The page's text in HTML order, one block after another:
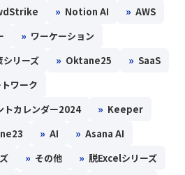
» Notion AI » AWS
» ワーケーション
シリーズ » Oktane25 » SaaS
ワーク
トカレンダー2024 » Keeper
» AI » Asana AI
» その他 » 脱Excelシリーズ